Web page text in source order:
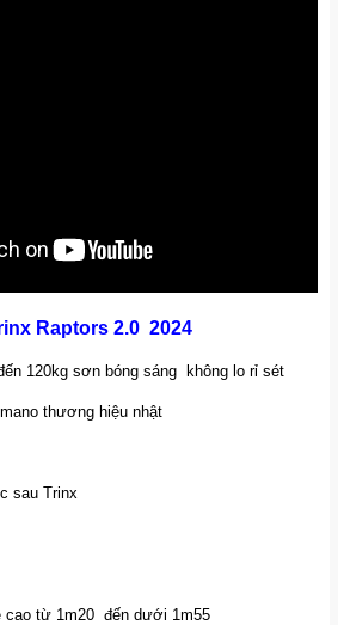
Raptors 2.0 2024
120kg sơn bóng sáng không lo rỉ sét
thương hiệu nhật
sau Trinx
từ 1m20 đến dưới 1m55